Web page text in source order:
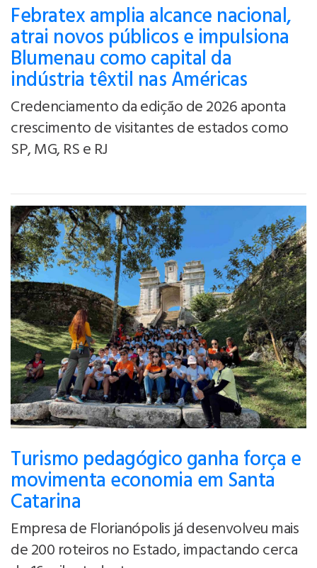
Febratex amplia alcance nacional,
atrai novos públicos e impulsiona
Blumenau como capital da
indústria têxtil nas Américas
Credenciamento da edição de 2026 aponta
crescimento de visitantes de estados como
SP, MG, RS e RJ
Turismo pedagógico ganha força e
movimenta economia em Santa
Catarina
Empresa de Florianópolis já desenvolveu mais
de 200 roteiros no Estado, impactando cerca